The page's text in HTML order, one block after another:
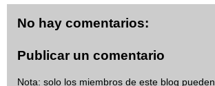
No hay comentarios:
Publicar un comentario
Nota: solo los miembros de este blog pueden